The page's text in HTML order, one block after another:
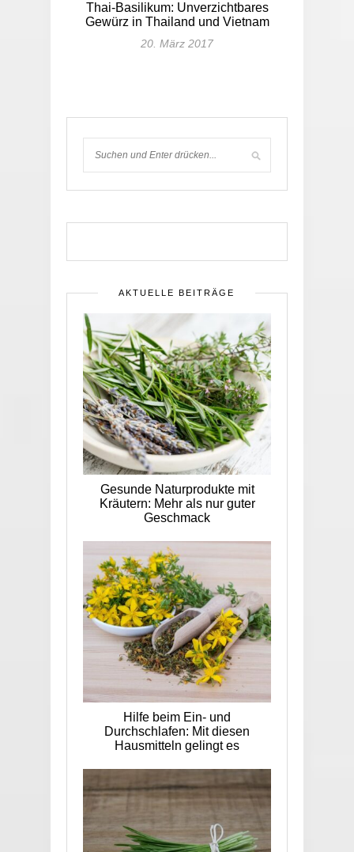
Thai-Basilikum: Unverzichtbares
Gewürz in Thailand und Vietnam
20. März 2017
AKTUELLE BEITRÄGE
Gesunde Naturprodukte mit
Kräutern: Mehr als nur guter
Geschmack
Hilfe beim Ein- und
Durchschlafen: Mit diesen
Hausmitteln gelingt es